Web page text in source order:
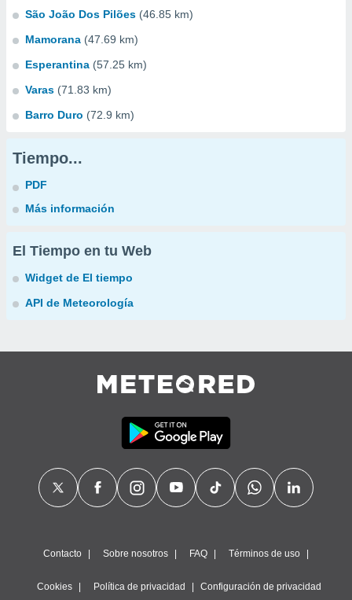
São João Dos Pilões (46.85 km)
Mamorana (47.69 km)
Esperantina (57.25 km)
Varas (71.83 km)
Barro Duro (72.9 km)
Tiempo...
PDF
Más información
El Tiempo en tu Web
Widget de El tiempo
API de Meteorología
Contacto Sobre nosotros FAQ Términos de uso
Cookies Política de privacidad Configuración de privacidad